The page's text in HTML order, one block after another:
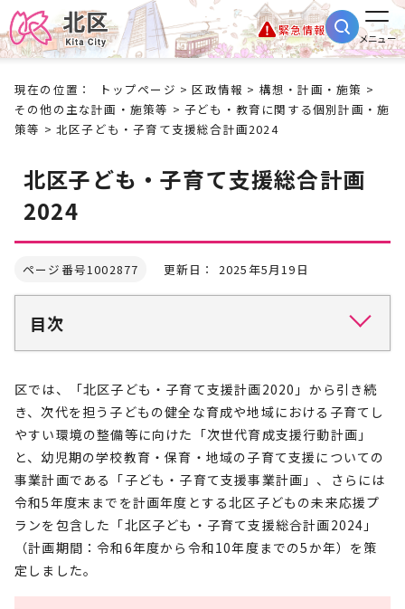
緊急情報
メニュー
現在の位置： トップページ >区政情報 > 構想・計画・施策 >
その他の主な計画・施策等 >子ども・教育に関する個別計画・施
策等 > 北区子ども・子育て支援総合計画2024
北区子ども・子育て支援総合計画
2024
ページ番号1002877 更新日： 2025年5月19日
目次
区では、「北区子ども・子育て支援計画2020」から引き続
き、次代を担う子どもの健全な育成や地域における子育てし
やすい環境の整備等に向けた「次世代育成支援行動計画」
と、幼児期の学校教育・保育・地域の子育て支援についての
事業計画である「子ども・子育て支援事業計画」、さらには
令和5年度末までを計画年度とする北区子どもの未来応援プ
ランを包含した「北区子ども・子育て支援総合計画2024」
（計画期間：令和6年度から令和10年度までの5か年）を策
定しました。